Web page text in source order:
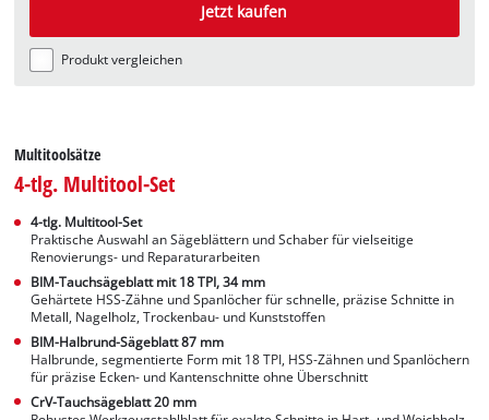
Jetzt kaufen
Produkt vergleichen
Multitoolsätze
4-tlg. Multitool-Set
4-tlg. Multitool-Set
Praktische Auswahl an Sägeblättern und Schaber für vielseitige
Renovierungs- und Reparaturarbeiten
BIM-Tauchsägeblatt mit 18 TPI, 34 mm
Gehärtete HSS-Zähne und Spanlöcher für schnelle, präzise Schnitte in
Metall, Nagelholz, Trockenbau- und Kunststoffen
BIM-Halbrund-Sägeblatt 87 mm
Halbrunde, segmentierte Form mit 18 TPI, HSS-Zähnen und Spanlöchern
für präzise Ecken- und Kantenschnitte ohne Überschnitt
CrV-Tauchsägeblatt 20 mm